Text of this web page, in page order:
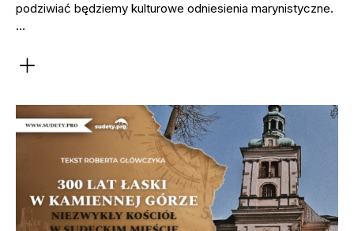
podziwiać będziemy kulturowe odniesienia marynistyczne.
…